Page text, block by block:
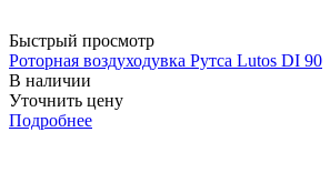
Быстрый просмотр
Роторная воздуходувка Рутса Lutos DI 90
В наличии
Уточнить цену
Подробнее